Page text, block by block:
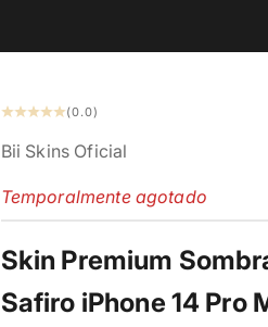
(0.0)
Bii Skins Oficial
Temporalmente agotado
Skin Premium
Safiro iPhone 14 Pro